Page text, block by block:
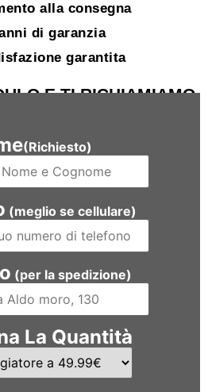
alla consegna
di garanzia
garantita
E TI RICHIAMIAMO
(Richiesto)
(meglio se cellulare)
(per la spedizione)
La Quantità